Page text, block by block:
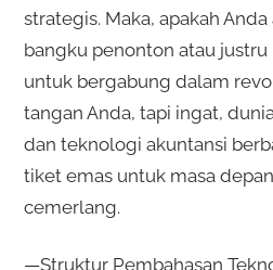
strategis. Maka, apakah
bangku penonton atau
untuk bergabung dalam
tangan Anda, tapi ingat,
dan teknologi akuntansi
tiket emas untuk masa
cemerlang.
—Struktur Pembahasan